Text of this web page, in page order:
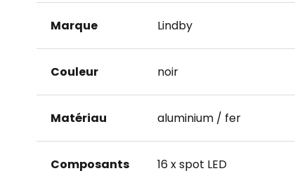
Marque Lindby
Couleur noir
Matériau aluminium / fer
Composants 16 x spot LED